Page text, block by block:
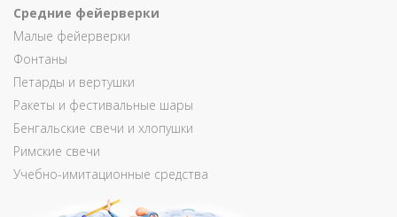
Средние фейерверки
Малые фейерверки
Фонтаны
Петарды и вертушки
Ракеты и фестивальные шары
Бенгальские свечи и хлопушки
Римские свечи
Учебно-имитационные средства